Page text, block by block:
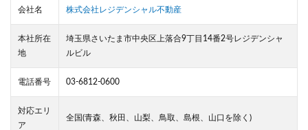
会社名 株式会社レジデンシャル不動産
本社所在
地
埼玉県さいたま市中央区上落合9丁目14番2号レジデンシャ
ルビル
電話番号 03-6812-0600
対応エリ
ア
全国(青森、秋田、山梨、鳥取、島根、山口を除く)